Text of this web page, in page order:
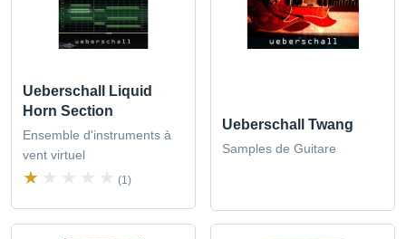
Ueberschall Liquid
Horn Section
Ensemble d'instruments à
vent virtuel
(1)
Ueberschall Twang
Samples de Guitare